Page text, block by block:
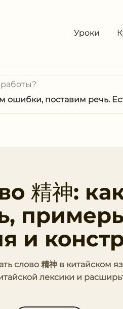
Уроки
ошибки, поставим речь.
精神:
и
слово 精神 в
лексики и